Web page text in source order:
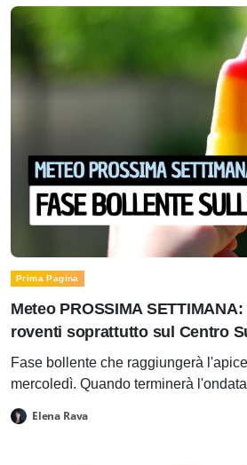
Prima Pagina
Meteo PROSSIMA
roventi soprattutto sul Centro
Fase bollente che raggiungerà
mercoledì. Quando terminerà
Elena Rava